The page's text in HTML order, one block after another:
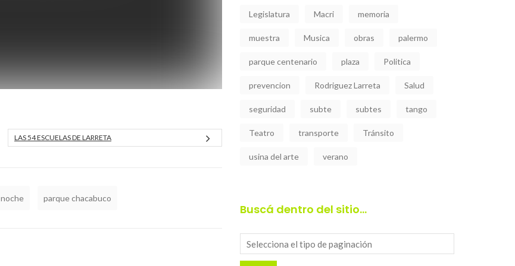
LAS 54 ESCUELAS DE LARRETA
noche parque chacabuco
Legislatura Macri memoria
muestra Musica obras palermo
parque centenario plaza Politica
prevencion Rodriguez Larreta Salud
seguridad subte subtes tango
Teatro transporte Tránsito
usina del arte verano
Buscá dentro del sitio…